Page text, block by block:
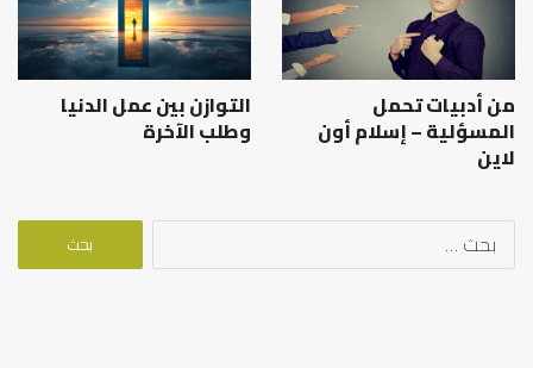
من أدبيات تحمل
المسؤلية – إسلام أون
لاين
التوازن بين عمل الدنيا
وطلب الآخرة
البحث